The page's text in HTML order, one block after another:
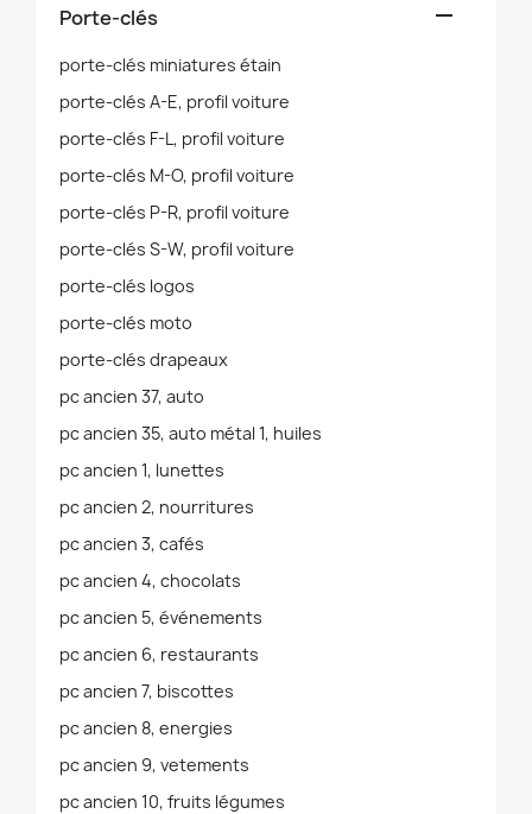
Porte-clés 
porte-clés miniatures étain
porte-clés A-E, profil voiture
porte-clés F-L, profil voiture
porte-clés M-O, profil voiture
porte-clés P-R, profil voiture
porte-clés S-W, profil voiture
porte-clés logos
porte-clés moto
porte-clés drapeaux
pc ancien 37, auto
pc ancien 35, auto métal 1, huiles
pc ancien 1, lunettes
pc ancien 2, nourritures
pc ancien 3, cafés
pc ancien 4, chocolats
pc ancien 5, événements
pc ancien 6, restaurants
pc ancien 7, biscottes
pc ancien 8, energies
pc ancien 9, vetements
pc ancien 10, fruits légumes